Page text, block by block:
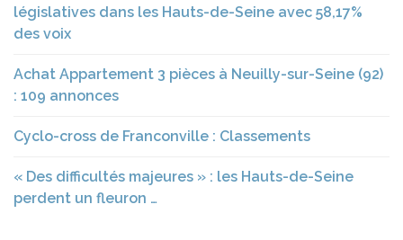
législatives dans les Hauts-de-Seine avec 58,17%
des voix
Achat Appartement 3 pièces à Neuilly-sur-Seine (92)
: 109 annonces
Cyclo-cross de Franconville : Classements
« Des difficultés majeures » : les Hauts-de-Seine
perdent un fleuron …